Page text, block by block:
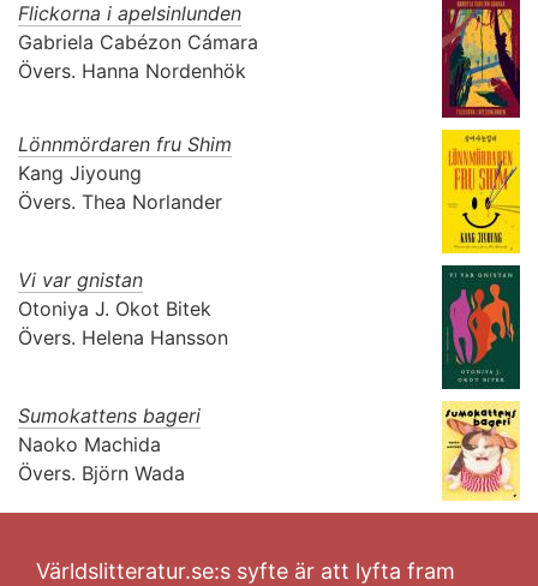
Flickorna i apelsinlunden
Gabriela Cabézon Cámara
Övers. Hanna Nordenhök
Lönnmördaren fru Shim
Kang Jiyoung
Övers. Thea Norlander
Vi var gnistan
Otoniya J. Okot Bitek
Övers. Helena Hansson
Sumokattens bageri
Naoko Machida
Övers. Björn Wada
Världslitteratur.se:s syfte är att lyfta fram